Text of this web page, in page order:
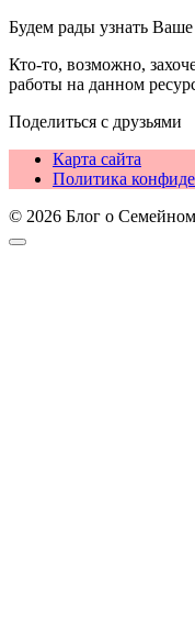
Будем рады узнать
Кто-то, возможно,
работы на данном
Поделиться с друзьями
Карта сайта
Политика
© 2026 Блог о